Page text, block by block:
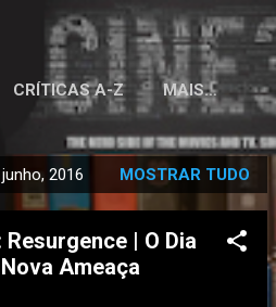
o conteúdo principal
CRÍTICAS A-Z MAIS…
2016 MOSTRAR TUDO
| O Dia
Ameaça